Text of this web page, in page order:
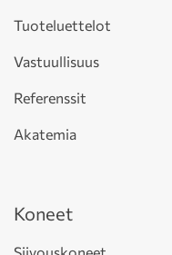
Tuoteluettelot
Vastuullisuus
Referenssit
Akatemia
Koneet